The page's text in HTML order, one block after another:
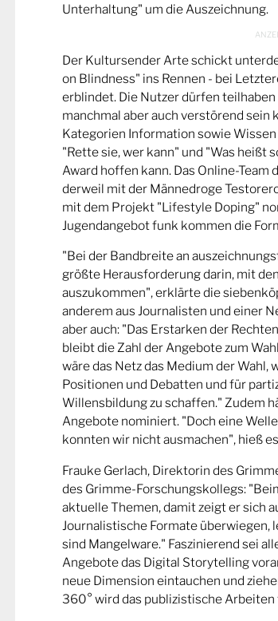
Unterhaltung" um die Auszeichnung.
Der Kultursender Arte schickt
on Blindness" ins Rennen - bei
erblindet. Die Nutzer dürfen
manchmal aber auch verstörend sein
Kategorien Information sowie
"Rette sie, wer kann" und "Was heißt
Award hoffen kann. Das Online-
derweil mit der Männedroge
mit dem Projekt "Lifestyle Doping"
Jugendangebot funk kommen die
"Bei der Bandbreite an
größte Herausforderung darin, mit
auszukommen", erklärte die
anderem aus Journalisten und einer
aber auch: "Das Erstarken der
bleibt die Zahl der Angebote zum
wäre das Netz das Medium der Wahl,
Positionen und Debatten und für
Willensbildung zu schaffen." Zudem
Angebote nominiert. "Doch eine
konnten wir nicht ausmachen", hieß
Frauke Gerlach, Direktorin des
des Grimme-Forschungskollegs:
aktuelle Themen, damit zeigt er sich
Journalistische Formate
sind Mangelware." Faszinierend sei
Angebote das Digital Storytelling
neue Dimension eintauchen und
360° wird das publizistische